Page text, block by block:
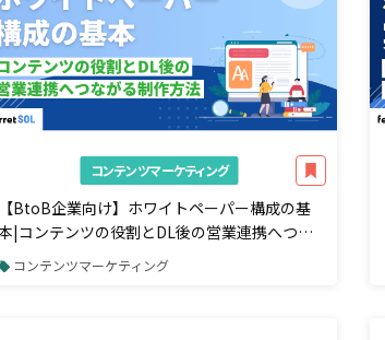
コンテンツマーケティング
【BtoB企業向け】ホワイトペーパー構成の基
|コンテンツの役割とDL後の営業連携へつな
る制作方法
コンテンツマーケティング